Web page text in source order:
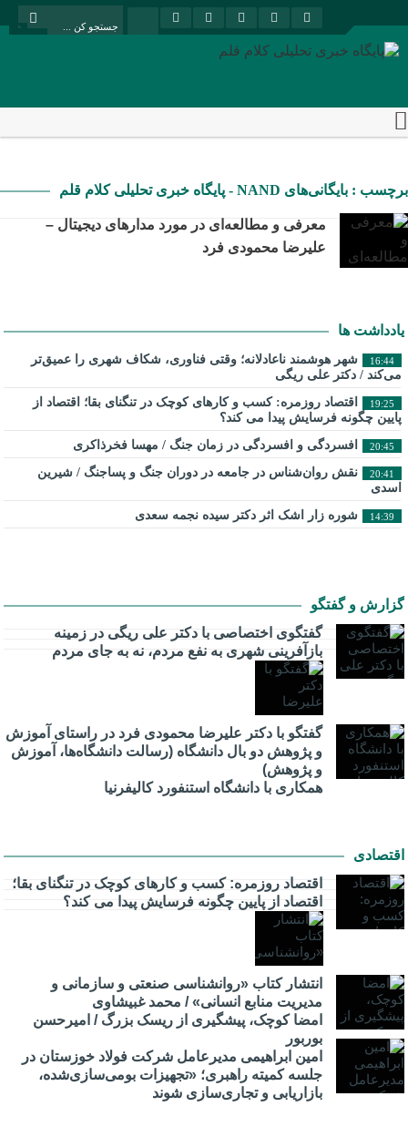
برچسب : بایگانی‌های NAND - پایگاه خبری تحلیلی کلام قلم
معرفی و مطالعه‌ای در مورد مدارهای دیجیتال –
علیرضا محمودی فرد
یادداشت ها
16:44
شهر هوشمند ناعادلانه؛ وقتی فناوری، شکاف شهری را عمیق‌تر
می‌کند / دکتر علی ریگی
19:25
اقتصاد روزمره: کسب‌ و کارهای کوچک در تنگنای بقا؛ اقتصاد از
پایین چگونه فرسایش پیدا می کند؟
20:45 افسردگی و افسردگی در زمان جنگ / مهسا فخرذاکری
20:41
نقش روان‌شناس در جامعه در دوران جنگ و پساجنگ / شیرین
اسدی
14:39 شوره زار اشک اثر دکتر سیده نجمه سعدی
گزارش و گفتگو
گفتگوی اختصاصی با دکتر علی ریگی در زمینه
بازآفرینی شهری به نفع مردم، نه به جای مردم
گفتگو با دکتر علیرضا محمودی فرد در راستای آموزش
و پژوهش دو بال دانشگاه (رسالت دانشگاه‌ها، آموزش
و پژوهش)
همکاری با دانشگاه استنفورد کالیفرنیا
اقتصادی
اقتصاد روزمره: کسب‌ و کارهای کوچک در تنگنای بقا؛
اقتصاد از پایین چگونه فرسایش پیدا می کند؟
انتشار کتاب «روانشناسی صنعتی و سازمانی و
مدیریت منابع انسانی» / محمد غبیشاوی
امضا کوچک، پیشگیری از ریسک بزرگ / امیرحسن
بوربور
امین ابراهیمی مدیرعامل شرکت فولاد خوزستان در
جلسه کمیته راهبری؛ «تجهیزات بومی‌سازی‌شده،
بازاریابی و تجاری‌سازی شوند